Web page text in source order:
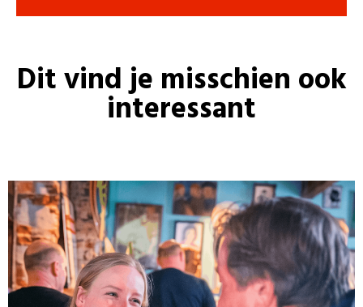
Dit vind je misschien ook
interessant